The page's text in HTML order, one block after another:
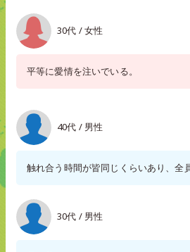
30代 / 女性
平等に愛情を注いでいる。
40代 / 男性
触れ合う時間が皆同じくらいあり、全
30代 / 男性